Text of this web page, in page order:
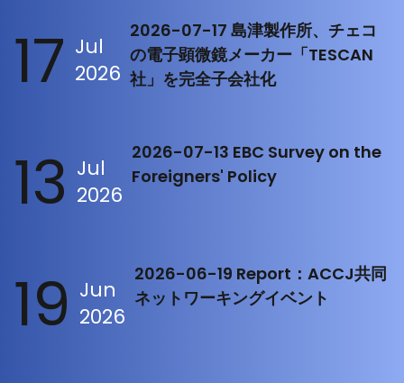
17 Jul
2026
2026-07-17 島津製作所、チェコ
の電子顕微鏡メーカー「TESCAN
社」を完全子会社化
13 Jul
2026
2026-07-13 EBC Survey on the
Foreigners' Policy
19 Jun
2026
2026-06-19 Report：ACCJ共同
ネットワーキングイベント